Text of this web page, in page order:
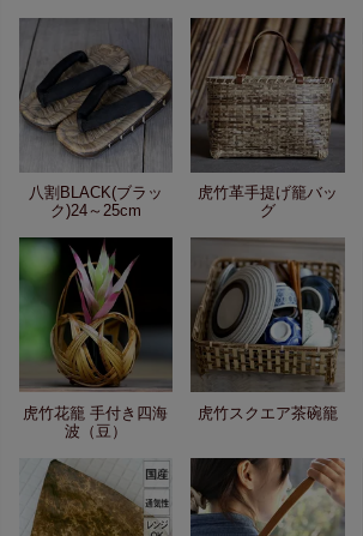
八割BLACK(ブラッ
ク)24～25cm
虎竹革手提げ籠バッ
グ
虎竹花籠 手付き四海
波（豆）
虎竹スクエア茶碗籠